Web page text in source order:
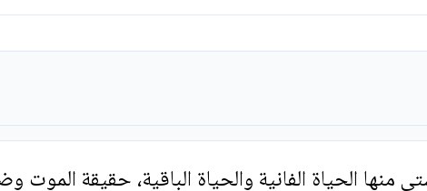
الحياة الفانية والحياة الباقية، حقيقة الموت